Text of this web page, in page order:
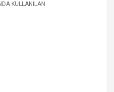
KULLANILAN